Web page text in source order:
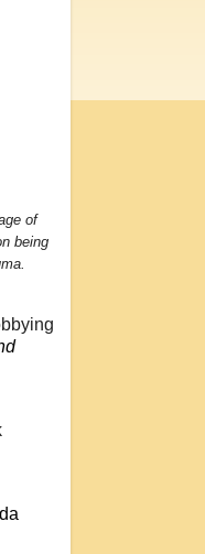
of
being